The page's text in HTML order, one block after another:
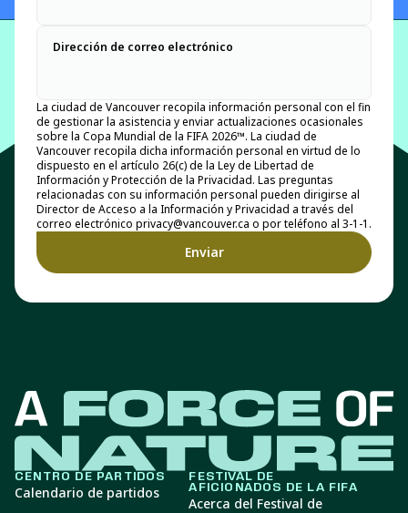
Dirección de correo electrónico
La ciudad de Vancouver recopila información personal con el fin
de gestionar la asistencia y enviar actualizaciones ocasionales
sobre la Copa Mundial de la FIFA 2026™. La ciudad de
Vancouver recopila dicha información personal en virtud de lo
dispuesto en el artículo 26(c) de la Ley de Libertad de
Información y Protección de la Privacidad. Las preguntas
relacionadas con su información personal pueden dirigirse al
Director de Acceso a la Información y Privacidad a través del
correo electrónico privacy@vancouver.ca o por teléfono al 3-1-1.
CENTRO DE PARTIDOS
Calendario de partidos
FESTIVAL DE
AFICIONADOS DE LA FIFA
Acerca del Festival de